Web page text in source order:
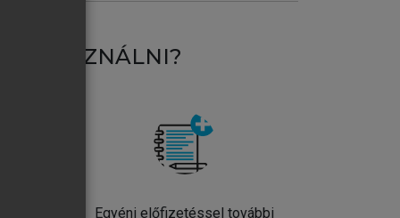
HASZNÁLNI?
Egyéni előfizetéssel további